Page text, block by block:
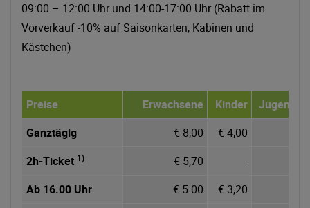
09:00 – 12:00 Uhr und 14:00-17:00 Uhr (Rabatt im
Vorverkauf -10% auf Saisonkarten, Kabinen und
Kästchen)
Preise Erwachsene Kinder
Ganztägig
€ 8,00 € 4,00
2h-Ticket 1) € 5,70
-
Ab 16.00 Uhr
€ 5.00 € 3,20